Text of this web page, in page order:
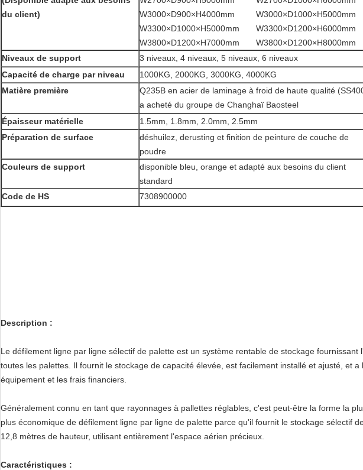
du client)
W3000×D900×H4000mm W3000×D1000×H5000mm
W3300×D1000×H5000mm W3300×D1200×H6000mm
W3800×D1200×H7000mm W3800×D1200×H8000mm
Niveaux de support
3 niveaux, 4 niveaux, 5 niveaux, 6 niveaux
Capacité de charge par niveau
1000KG, 2000KG, 3000KG, 4000KG
Matière première
Q235B en acier de laminage à froid de haute qualité
a acheté du groupe de Changhaï Baosteel
Épaisseur matérielle
1.5mm, 1.8mm, 2.0mm, 2.5mm
Préparation de surface
déshuilez, derusting et finition de peinture de couche de
poudre
Couleurs de support
disponible bleu, orange et adapté aux besoins du client
standard
Code de HS
7308900000
Description :
Le défilement ligne par ligne sélectif de palette est un système rentable de stockage fournissant
toutes les palettes. Il fournit le stockage de capacité élevée, est facilement installé et ajusté, et a
équipement et les frais financiers.
Généralement connu en tant que rayonnages à pallettes réglables, c'est peut-être la forme la
plus économique de défilement ligne par ligne de palette parce qu'il fournit le stockage sélectif
12,8 mètres de hauteur, utilisant entièrement l'espace aérien précieux.
Caractéristiques :